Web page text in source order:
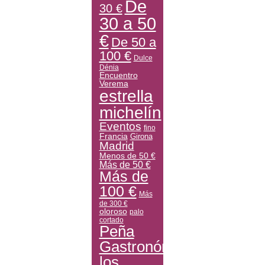
30 € De
30 a 50
€ De 50 a
100 € Dulce
Dénia
Encuentro
Verema
estrella
michelín
Eventos fino
Francia Girona
Madrid
Menos de 50 €
Más de 50 €
Más de
100 € Más
de 300 €
oloroso palo
cortado
Peña
Gastronómica